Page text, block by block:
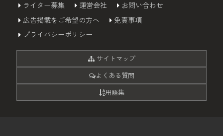
ライター募集 運営会社
お問い合わせ
広告掲載をご希望の方へ
免責事項
プライバシーポリシー
サイトマップ
よくある質問
用語集